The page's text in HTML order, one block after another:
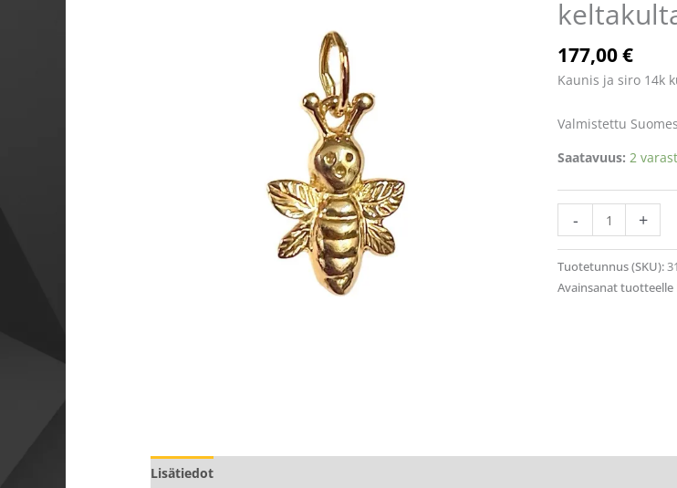
177,00€
Kaunis ja siro 14k
Valmistettu
Saatavuus: 2
-
määrä
+
Tuotetunnus (SKU):
Avainsanat tuotteelle
Lisätiedot